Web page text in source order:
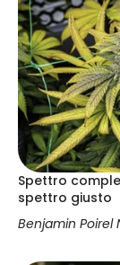
Spettro
spettro giusto
Benjamin Poirel